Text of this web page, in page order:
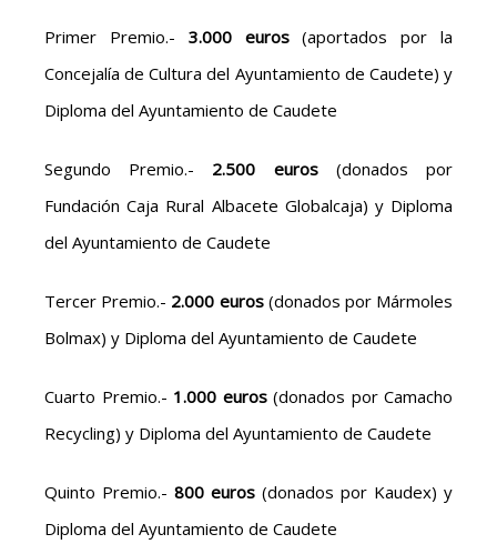
Primer Premio.- 3.000 euros(aportados por la
Concejalía de Cultura del Ayuntamiento de Caudete) y
Diploma del Ayuntamiento de Caudete
Segundo Premio.- 2.500 euros(donados por
Fundación Caja Rural Albacete Globalcaja) y Diploma
del Ayuntamiento de Caudete
Tercer Premio.- 2.000 euros(donados por Mármoles
Bolmax) y Diploma del Ayuntamiento de Caudete
Cuarto Premio.- 1.000 euros(donados por Camacho
Recycling) y Diploma del Ayuntamiento de Caudete
Quinto Premio.- 800 euros (donados por Kaudex) y
Diploma del Ayuntamiento de Caudete